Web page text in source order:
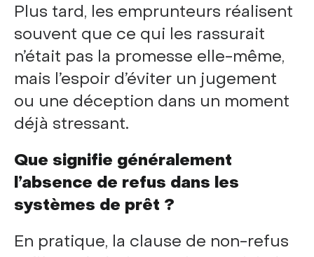
Plus tard, les emprunteurs réalisent
souvent que ce qui les rassurait
n’était pas la promesse elle-même,
mais l’espoir d’éviter un jugement
ou une déception dans un moment
déjà stressant.
Que signifie généralement
l’absence de refus dans les
systèmes de prêt ?
En pratique, la clause de non-refus